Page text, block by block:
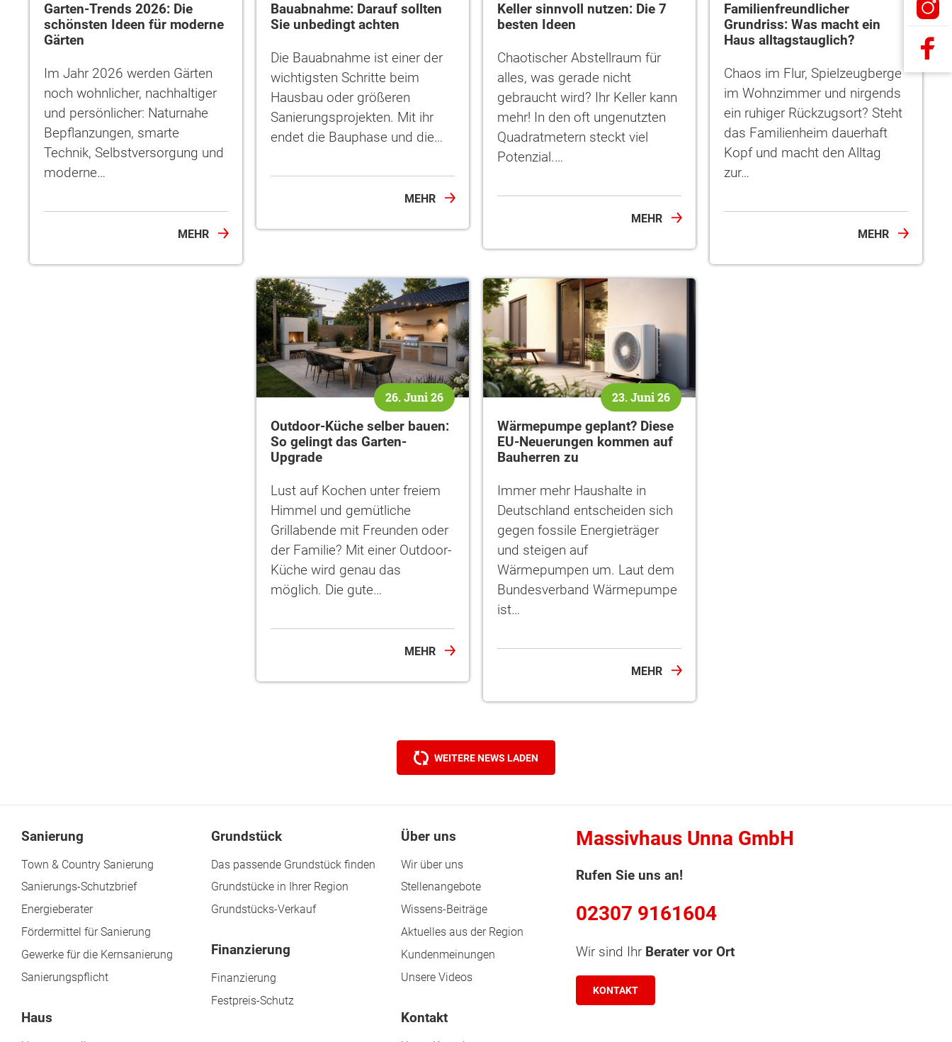
Garten-Trends 2026: Die
schönsten Ideen für moderne
Gärten
Im Jahr 2026 werden Gärten
noch wohnlicher, nachhaltiger
und persönlicher: Naturnahe
Bepflanzungen, smarte
Technik, Selbstversorgung und
moderne…
MEHR
Bauabnahme: Darauf sollten
Sie unbedingt achten
Die Bauabnahme ist einer der
wichtigsten Schritte beim
Hausbau oder größeren
Sanierungsprojekten. Mit ihr
endet die Bauphase und die…
MEHR
Keller sinnvoll nutzen: Die 7
besten Ideen
Chaotischer Abstellraum für
alles, was gerade nicht
gebraucht wird? Ihr Keller kann
mehr! In den oft ungenutzten
Quadratmetern steckt viel
Potenzial.…
MEHR
Familienfreundlicher
Grundriss: Was macht ein
Haus alltagstauglich?
Chaos im Flur, Spielzeugberge
im Wohnzimmer und nirgends
ein ruhiger Rückzugsort? Steht
das Familienheim dauerhaft
Kopf und macht den Alltag
zur…
MEHR
26. Juni 26
Outdoor-Küche selber bauen:
So gelingt das Garten-
Upgrade
Lust auf Kochen unter freiem
Himmel und gemütliche
Grillabende mit Freunden oder
der Familie? Mit einer Outdoor-
Küche wird genau das
möglich. Die gute…
MEHR
23. Juni 26
Wärmepumpe geplant? Diese
EU-Neuerungen kommen auf
Bauherren zu
Immer mehr Haushalte in
Deutschland entscheiden sich
gegen fossile Energieträger
und steigen auf
Wärmepumpen um. Laut dem
Bundesverband Wärmepumpe
ist…
MEHR
WEITERE NEWS LADEN
Sanierung
Town & Country Sanierung
Sanierungs-Schutzbrief
Energieberater
Fördermittel für Sanierung
Gewerke für die Kernsanierung
Sanierungspflicht
Haus
Grundstück
Das passende Grundstück finden
Grundstücke in Ihrer Region
Grundstücks-Verkauf
Finanzierung
Finanzierung
Festpreis-Schutz
Über uns
Wir über uns
Stellenangebote
Wissens-Beiträge
Aktuelles aus der Region
Kundenmeinungen
Unsere Videos
Kontakt
Massivhaus Unna GmbH
Rufen Sie uns an!
02307 9161604
Wir sind Ihr Berater vor Ort
KONTAKT
Wonach möchten Sie suchen?